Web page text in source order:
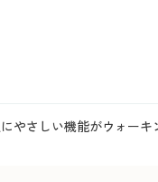
やさしい機能がウォーキ